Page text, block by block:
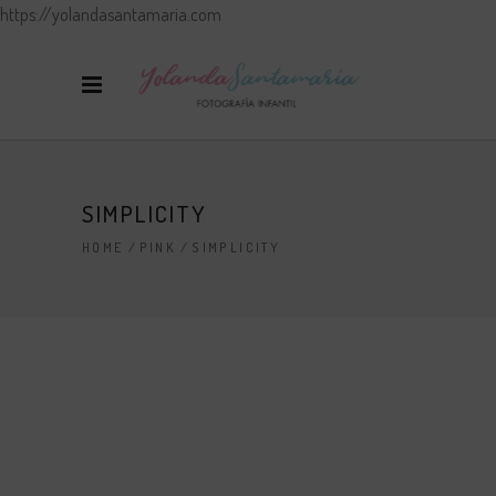
https://yolandasantamaria.com
SIMPLICITY
HOME / PINK / SIMPLICITY